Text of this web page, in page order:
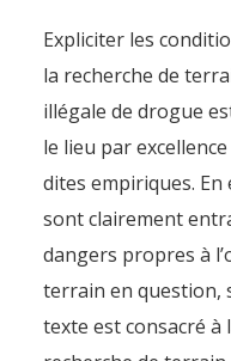
Expliciter les
la recherche de
illégale de drogue
le lieu par
dites empiriques.
sont clairement
dangers propres à
terrain en question,
texte est consacré à